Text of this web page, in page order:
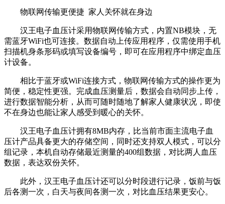
物联网传输更便捷 家人关怀就在身边
汉王电子血压计采用物联网传输方式，内置NB模块，无
需蓝牙WiFi也可连接。数据自动上传应用程序，仅需使用手机
扫描机身条形码或填写设备编号，即可在应用程序中绑定血压
计设备。
相比于蓝牙或WiFi连接方式，物联网传输方式的操作更为
简便，稳定性更强。完成血压测量后，数据会自动同步上传，
进行数据智能分析，从而可随时随地了解家人健康状况，即使
不在身边也能让家人感受到暖心的关怀。
汉王电子血压计拥有8MB内存，比当前市面主流电子血
压计产品具备更大的存储空间，同时还支持双人模式，可以分
组记录，本机自动存储最近测量的400组数据，对比两人血压
数据，表达双份关怀。
此外，汉王电子血压计还可以分时段进行记录，饭前与饭
后各测一次，白天与夜间各测一次，对比血压结果更安心。